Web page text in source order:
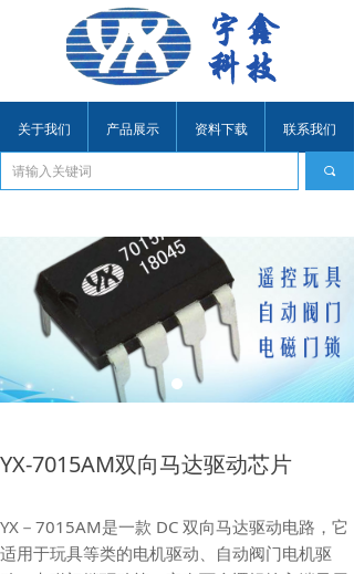
关于我们 产品展示 资料下载 联系我们
끠
YX-7015AM双向马达驱动芯片
YX－7015AM是一款 DC 双向马达驱动电路，它
适用于玩具等类的电机驱动、自动阀门电机驱